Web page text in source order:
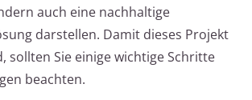
auch eine nachhaltige
darstellen. Damit dieses Projekt
sollten Sie einige wichtige Schritte
beachten.